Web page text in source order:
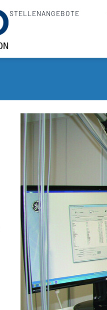
STELLENANGEBOTE